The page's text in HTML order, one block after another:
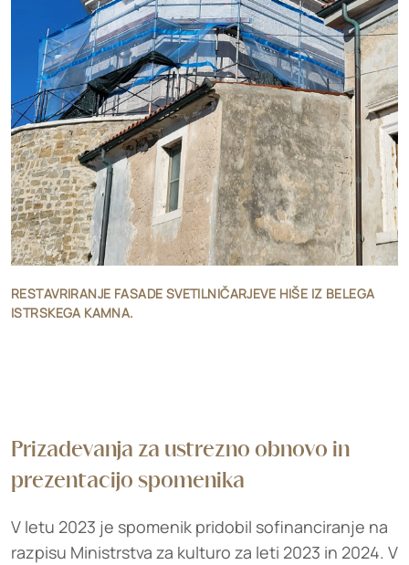
RESTAVRIRANJE FASADE SVETILNIČARJEVE HIŠE IZ BELEGA
ISTRSKEGA KAMNA.
Prizadevanja za ustrezno obnovo in
prezentacijo spomenika
V letu 2023 je spomenik pridobil sofinanciranje na
razpisu Ministrstva za kulturo za leti 2023 in 2024. V